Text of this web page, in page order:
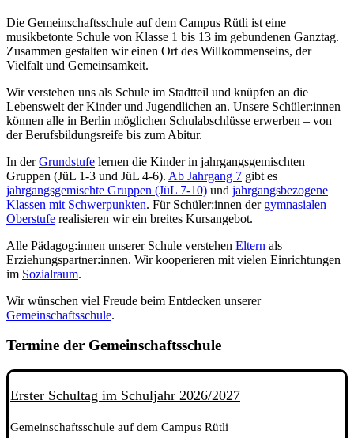
Die Gemeinschaftsschule auf dem Campus Rütli ist eine
musikbetonte Schule von Klasse 1 bis 13 im gebundenen Ganztag.
Zusammen gestalten wir einen Ort des Willkommenseins, der
Vielfalt und Gemeinsamkeit.
Wir verstehen uns als Schule im Stadtteil und knüpfen an die
Lebenswelt der Kinder und Jugendlichen an. Unsere Schüler:innen
können alle in Berlin möglichen Schulabschlüsse erwerben – von
der Berufsbildungsreife bis zum Abitur.
In derGrundstufe lernen die Kinder in jahrgangsgemischten
Gruppen (JüL 1-3 und JüL 4-6). Ab Jahrgang 7 gibt es
jahrgangsgemischte Gruppen (JüL 7-10) und jahrgangsbezogene
Klassen mit Schwerpunkten. Für Schüler:innen der gymnasialen
Oberstufe realisieren wir ein breites Kursangebot.
Alle Pädagog:innen unserer Schule verstehen Eltern als
Erziehungspartner:innen. Wir kooperieren mit vielen Einrichtungen
im Sozialraum.
Wir wünschen viel Freude beim Entdecken unserer
Gemeinschaftsschule.
Termine der Gemeinschaftsschule
Erster Schultag im Schuljahr 2026/2027
Gemeinschaftsschule auf dem Campus Rütli